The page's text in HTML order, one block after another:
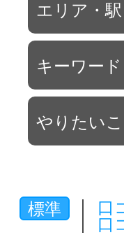
エリア・駅
キーワード
やりたいこ
標準
口
口